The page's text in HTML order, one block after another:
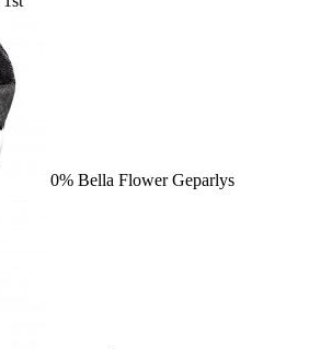
0% Bella Flower Geparlys